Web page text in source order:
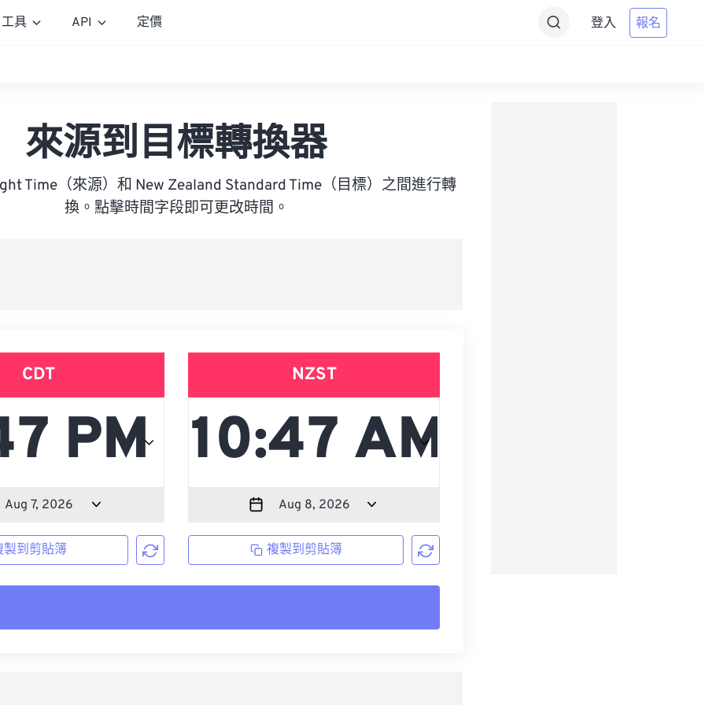
工具 API 定價 登入 報名
來源到目標轉換器
Time（來源）和 New Zealand Standard Time（目標）之間進行轉
換。點擊時間字段即可更改時間。
CDT
製到剪貼簿
NZST
複製到剪貼簿